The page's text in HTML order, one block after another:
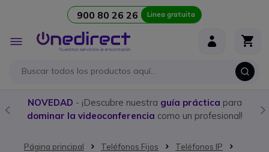
900 80 26 26 Linea gratuita
Toggle
Nav
NOVEDAD - ¡Descubre nuestra guía práctica para
dominar la videoconferencia como un profesional!
Página principal Teléfonos Fijos
Teléfonos IP